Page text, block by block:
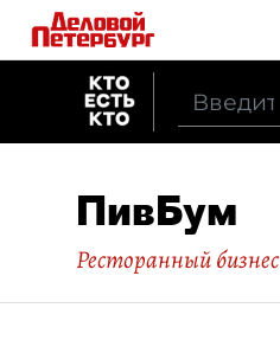
ПивБум
Ресторанный бизнес